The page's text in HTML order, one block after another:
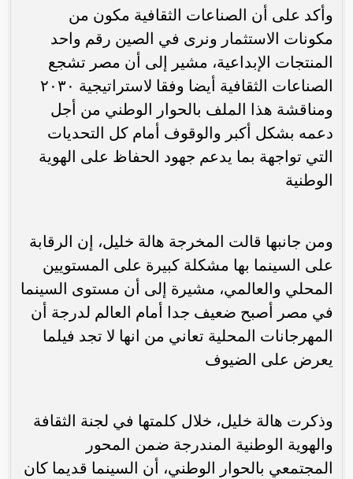
وأكد على أن الصناعات الثقافية مكون من
مكونات الاستثمار ونرى في الصين رقم واحد
المنتجات الإبداعية، مشير إلى أن مصر تشجع
الصناعات الثقافية أيضا وفقا لاستراتيجية ٢٠٣٠
ومناقشة هذا الملف بالحوار الوطني من أجل
دعمه بشكل أكبر والوقوف أمام كل التحديات
التي تواجهة بما يدعم جهود الحفاظ على الهوية
الوطنية
ومن جانبها قالت المخرجة هالة خليل، إن الرقابة
على السينما بها مشكلة كبيرة على المستويين
المحلي والعالمي، مشيرة إلى أن مستوى السينما
في مصر أصبح ضعيف جدا أمام العالم لدرجة أن
المهرجانات المحلية تعاني من انها لا تجد فيلما
يعرض على الضيوف
وذكرت هالة خليل، خلال كلمتها في لجنة الثقافة
والهوية الوطنية المندرجة ضمن المحور
المجتمعي بالحوار الوطني، أن السينما قديما كان